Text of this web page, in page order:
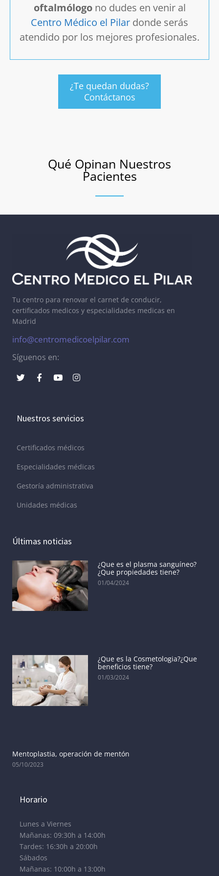
oftalmólogono dudes en venir al
Centro Médico el Pilar donde serás
atendido por los mejores profesionales.
¿Te quedan dudas?
Contáctanos
Qué Opinan Nuestros
Pacientes
Tu centro para renovar el carnet de conducir,
certificados medicos y especialidades medicas en
Madrid
info@centromedicoelpilar.com
Síguenos en:
Nuestros servicios
Certificados médicos
Especialidades médicas
Gestoría administrativa
Unidades médicas
Últimas noticias
¿Que es el plasma sanguíneo?
¿Que propiedades tiene?
01/04/2024
¿Que es la Cosmetologia?¿Que
beneficios tiene?
01/03/2024
Mentoplastia, operación de mentón
05/10/2023
Horario
Lunes a Viernes
Mañanas: 09:30h a 14:00h
Tardes: 16:30h a 20:00h
Sábados
Mañanas: 10:00h a 13:00h